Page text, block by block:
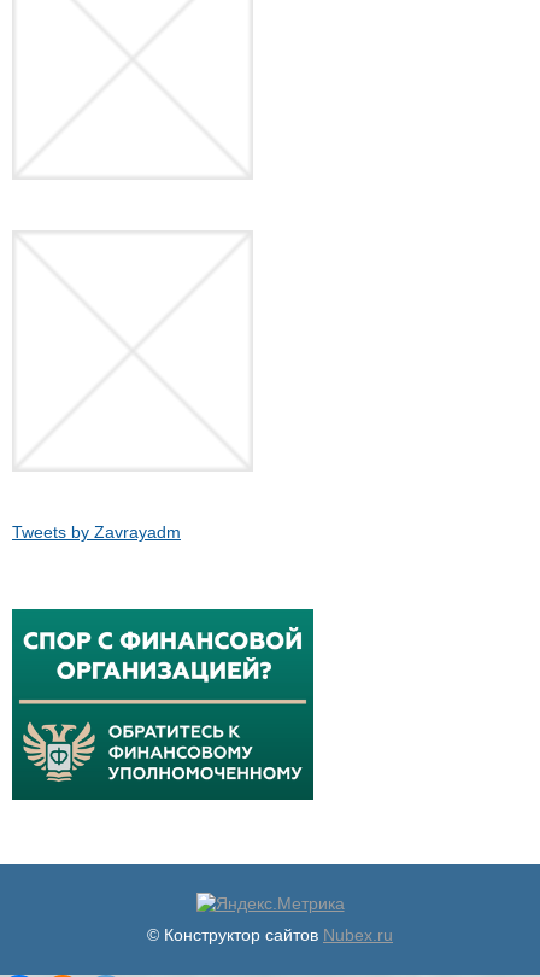
Tweets by Zavrayadm
© Конструктор сайтов Nubex.ru